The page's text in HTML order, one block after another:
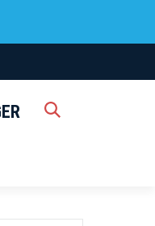
RECHERCHE